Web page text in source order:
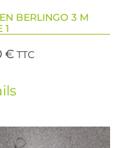
BERLINGO 3 M
1
€ TTC